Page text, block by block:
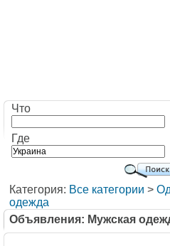
Что
Где
Категория: Все категории >
одежда
Объявления: Мужская